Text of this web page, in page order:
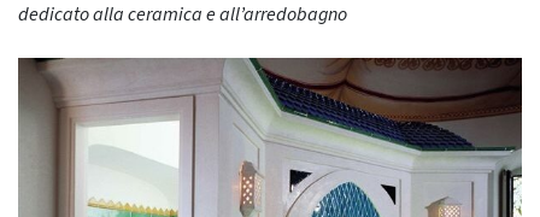
dedicato alla ceramica e all’arredobagno